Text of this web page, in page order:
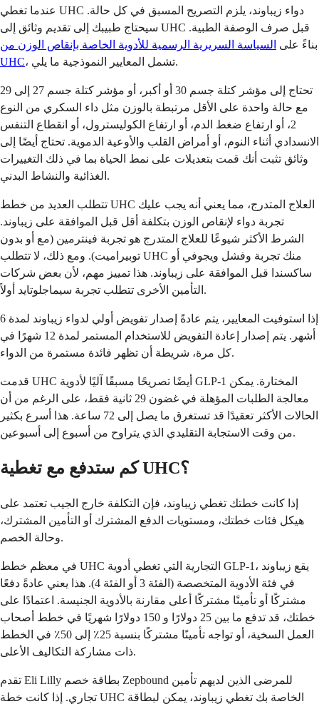
عندما تغطي UHC دواء زيباوند، يلزم التصريح المسبق في كل حالة.
سيحتاج طبيبك إلى تقديم وثائق إلى UHC قبل صرف الوصفة الطبية.
بناءً على السياسة السريرية الرسمية للأدوية الخاصة بإنقاص الوزن من
UHC
، تشمل المعايير النموذجية ما يلي.
تحتاج إلى مؤشر كتلة جسم 30 أو أكبر، أو مؤشر كتلة جسم 27 إلى 29
مع حالة واحدة على الأقل مرتبطة بالوزن مثل داء السكري من النوع
2، أو ارتفاع ضغط الدم، أو ارتفاع الكوليسترول، أو انقطاع التنفس
الانسدادي أثناء النوم، أو أمراض القلب والأوعية الدموية. تحتاج أيضًا إلى
وثائق تثبت أنك قمت بتعديلات على نمط الحياة بما في ذلك التغييرات
الغذائية والنشاط البدني.
تتطلب العديد من خطط UHC العلاج المتدرج، مما يعني أنه يجب عليك
تجربة دواء لإنقاص الوزن بتكلفة أقل قبل الموافقة على زيباوند.
الشرط الأكثر شيوعًا للعلاج المتدرج هو تجربة فينترمين (مع أو بدون
توبيراميت). ومع ذلك، لا تتطلب UHC منك تجربة وفشل ويجوفي أو
ساكسندا قبل الموافقة على زيباوند. هذا تمييز مهم، لأن بعض شركات
التأمين الأخرى تتطلب تجربة سيماجلوتايد أولاً.
إذا استوفيت المعايير، يتم عادةً إصدار تفويض أولي لدواء زيباوند لمدة 6
أشهر. يتم إصدار إعادة التفويض للاستخدام المستمر لمدة 12 شهرًا في
كل مرة، شريطة أن تظهر فائدة مستمرة من الدواء.
قدمت UHC أيضًا تصريحًا مسبقًا آليًا لأدوية GLP-1 المختارة. يمكن
معالجة الطلبات المؤهلة في غضون 29 ثانية فقط، على الرغم من أن
الحالات الأكثر تعقيدًا قد تستغرق ما يصل إلى 72 ساعة. هذا أسرع بكثير
من وقت الاستجابة التقليدي الذي يتراوح من أسبوع إلى أسبوعين.
كم ستدفع مع تغطية UHC؟
إذا كانت خطتك تغطي زيباوند، فإن التكلفة خارج الجيب تعتمد على
هيكل فئات خطتك، ومستويات الدفع المشترك أو التأمين المشترك،
وحالة الخصم.
في معظم خطط UHC التجارية التي تغطي أدوية GLP-1، يقع زيباوند
في فئة الأدوية المتخصصة (الفئة 3 أو الفئة 4). هذا يعني عادةً دفعًا
مشتركًا أو تأمينًا مشتركًا أعلى مقارنة بالأدوية الجنيسة. اعتمادًا على
خطتك، قد تدفع ما بين 25 دولارًا و 150 دولارًا شهريًا في خطط أصحاب
العمل السخية، أو تواجه تأمينًا مشتركًا بنسبة 25٪ إلى 50٪ في الخطط
ذات مشاركة التكاليف الأعلى.
تقدم Eli Lilly بطاقة خصم Zepbound للمرضى الذين لديهم تأمين
تجاري. إذا كانت خطة UHC الخاصة بك تغطي زيباوند، يمكن لبطاقة